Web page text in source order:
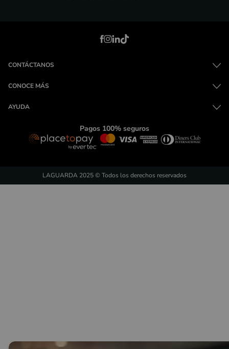
CONTÁCTANOS
CONOCE MÁS
AYUDA
Pagos 100% seguros
LAGUARDA 2025 © Todos los derechos reservados